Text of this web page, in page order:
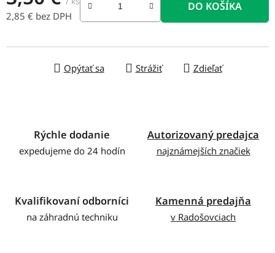
2,85 € bez DPH
DO KOŠÍKA
Opýtať sa Strážiť Zdieľať
Rýchle dodanie
expedujeme do 24 hodín
Autorizovaný predajca
najznámejších značiek
Kvalifikovaní odborníci
na záhradnú techniku
Kamenná predajňa
v Radošovciach